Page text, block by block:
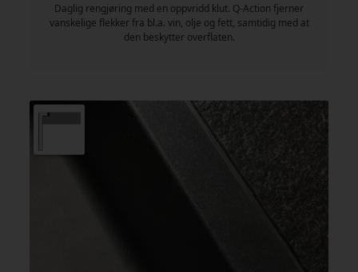
Daglig rengjøring med en oppvridd klut. Q-Action fjerner
vanskelige flekker fra bl.a. vin, olje og fett, samtidig med at
den beskytter overflaten.